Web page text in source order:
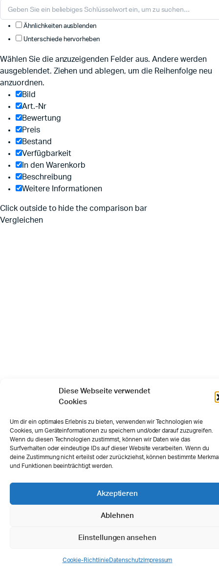
Diese Webseite verwendet
Cookies
Um dir ein optimales Erlebnis zu bieten, verwenden wir Technologien wie
Cookies, um Geräteinformationen zu speichern und/oder darauf zuzugreifen.
Wenn du diesen Technologien zustimmst, können wir Daten wie das
Surfverhalten oder eindeutige IDs auf dieser Website verarbeiten. Wenn du
deine Zustimmung nicht erteilst oder zurückziehst, können bestimmte
und Funktionen beeinträchtigt werden.
Akzeptieren
Ablehnen
Einstellungen ansehen
Cookie-RichtlinieDatenschutzImpressum
Ähnlichkeiten ausblenden
Unterschiede hervorheben
Wählen Sie die anzuzeigenden Felder aus. Andere werden
ausgeblendet. Ziehen und ablegen, um die Reihenfolge neu
anzuordnen.
Bild
Art.-Nr
Bewertung
Preis
Bestand
Verfügbarkeit
In den Warenkorb
Beschreibung
Weitere Informationen
Click outside to hide the comparison bar
Vergleichen